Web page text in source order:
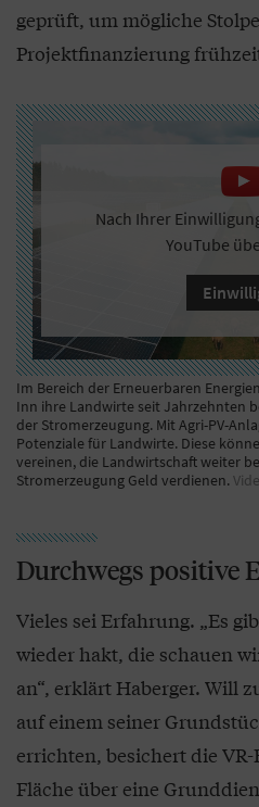
geprüft, um mögliche
Projektfinanzierung
Nach Ihrer
YouTube
Im Bereich der Erneuerbaren
Inn ihre Landwirte seit Jahrzehnten
der Stromerzeugung. Mit Agri-PV-
Potenziale für Landwirte. Diese
vereinen, die Landwirtschaft weiter
Stromerzeugung Geld verdienen.
Durchwegs positive
Vieles sei Erfahrung. „Es
wieder hakt, die schauen
an“, erklärt Haberger. Will
auf einem seiner
errichten, besichert die
Fläche über eine